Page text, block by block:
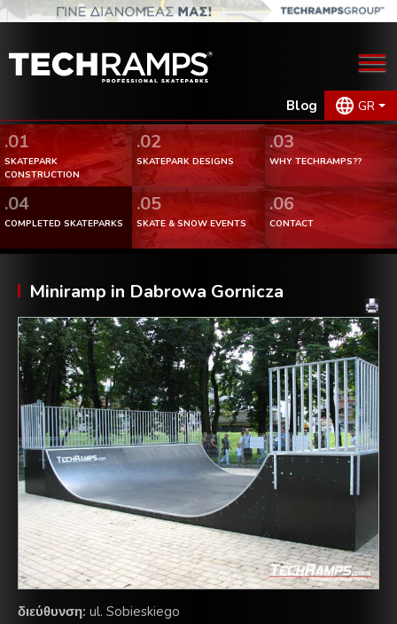
Blog GR
.01
SKATEPARK
CONSTRUCTION
.02
SKATEPARK DESIGNS
.03
WHY TECHRAMPS??
.04
COMPLETED SKATEPARKS
.05
SKATE & SNOW EVENTS
.06
CONTACT
Miniramp in Dabrowa Gornicza
διεύθυνση: ul. Sobieskiego